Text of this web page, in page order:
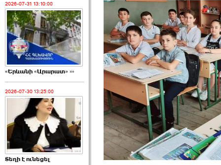
2026-07-31 13:10:00
«Երևանի «Արարատ» ›››
2026-07-30 13:25:00
Տեղի է ունեցել